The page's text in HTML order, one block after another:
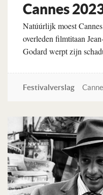
Cannes
Natúúrlijk moest
overleden filmtitaan
Godard werpt zijn
Festivalverslag
Lees verder